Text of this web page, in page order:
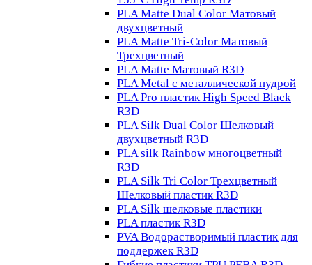
PLA Matte Dual Color Матовый
двухцветный
PLA Matte Tri-Color Матовый
Трехцветный
PLA Matte Матовый R3D
PLA Metal с металлической пудрой
PLA Pro пластик High Speed Black
R3D
PLA Silk Dual Color Шелковый
двухцветный R3D
PLA silk Rainbow многоцветный
R3D
PLA Silk Tri Color Трехцветный
Шелковый пластик R3D
PLA Silk шелковые пластики
PLA пластик R3D
PVA Водорастворимый пластик для
поддержек R3D